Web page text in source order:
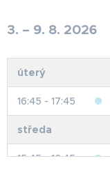
3. – 9. 8. 2026
úterý
16:45 - 17:45
středa
15:45 - 16:45